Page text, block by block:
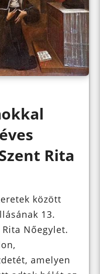
Rita
között
13.
Nőegylet.
amelyen